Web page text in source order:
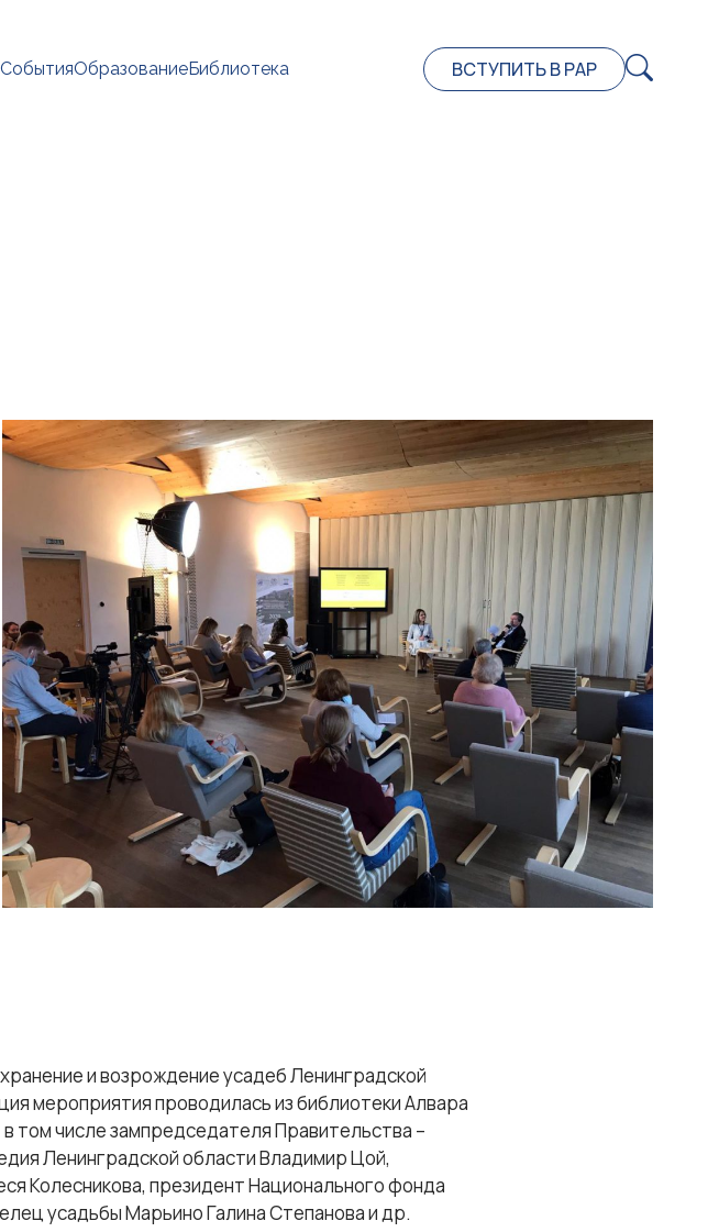
СобытияОбразованиеБиблиотека ВСТУПИТЬ В РАР
и возрождение усадеб Ленинградской
мероприятия проводилась из библиотеки Алвара
том числе зампредседателя Правительства –
Ленинградской области Владимир Цой,
Колесникова, президент Национального фонда
усадьбы Марьино Галина Степанова и др.